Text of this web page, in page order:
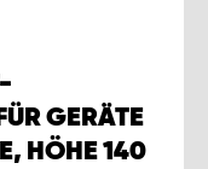
GERÄTE
HÖHE 140